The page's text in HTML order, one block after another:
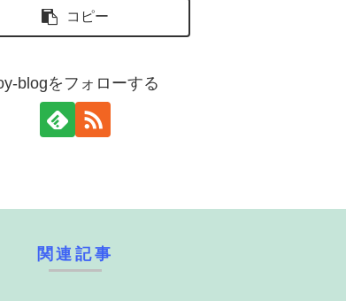
コピー
blogをフォローする
関連記事